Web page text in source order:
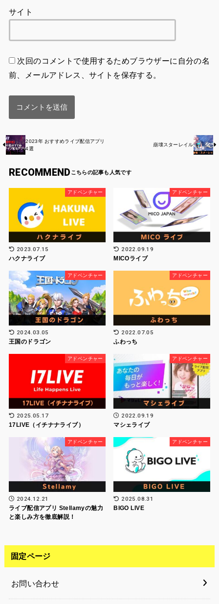
サイト
次回のコメントで使用するためブラウザーに自分の名
前、メールアドレス、サイトを保存する。
2023年 おすすめライブ配信アプリ
4選
崩壊スターレイル
RECOMMEND
アドベンチャー
2023.07.15
ハクナライブ
アドベンチャー
2022.09.19
MICOライブ
アドベンチャー
2024.03.05
王国のドラゴン
アドベンチャー
2022.07.05
ふわっち
アドベンチャー
2025.05.17
17LIVE（イチナナライブ）
アドベンチャー
2022.09.19
マシェライブ
アドベンチャー
2024.12.21
ライブ配信アプリ Stellamyの魅力
と楽しみ方を徹底解説！
アドベンチャー
2025.08.31
BIGO LIVE
固定ページ
お問い合わせ